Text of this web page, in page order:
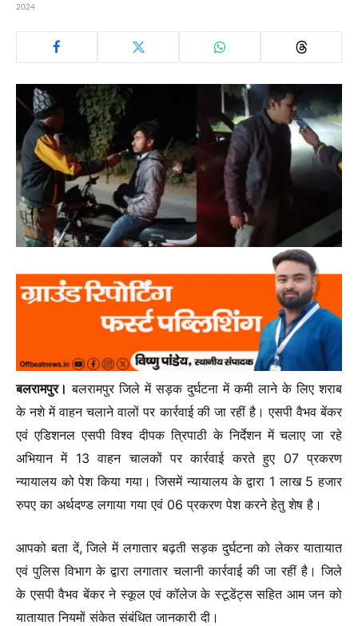
2024
बलरामपुर। बलरामपुर जिले में सड़क दुर्घटना में कमी लाने के लिए शराब
के नशे में वाहन चलाने वालों पर कार्रवाई की जा रहीं है। एसपी वैभव बेंकर
एवं एडिशनल एसपी विश्व दीपक त्रिपाठी के निर्देशन में चलाए जा रहे
अभियान में 13 वाहन चालकों पर कार्रवाई करते हुए 07 प्रकरण
न्यायालय को पेश किया गया। जिसमें न्यायालय के द्वारा 1 लाख 5 हजार
रुपए का अर्थदण्ड लगाया गया एवं 06 प्रकरण पेश करने हेतु शेष है।
आपको बता दें, जिले में लगातार बढ़ती सड़क दुर्घटना को लेकर यातायात
एवं पुलिस विभाग के द्वारा लगातार चलानी कार्रवाई की जा रहीं है। जिले
के एसपी वैभव बेंकर ने स्कूल एवं कॉलेज के स्टूडेंट्स सहित आम जन को
यातायात नियमों संकेत संबंधित जानकारी दी।